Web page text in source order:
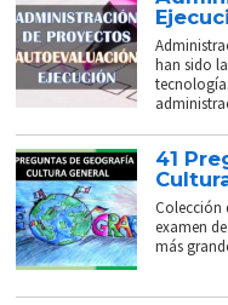
han sido
41
Colección
examen
más